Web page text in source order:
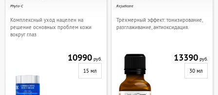
Phyto-C
Комплексный уход нацелен на
решение основных проблем кожи
вокруг глаз
10990руб.
15 мл
Rejudicare
Трёхмерный эффект: тонизирование,
разглаживание, антиоксидация.
13390руб.
30 мл